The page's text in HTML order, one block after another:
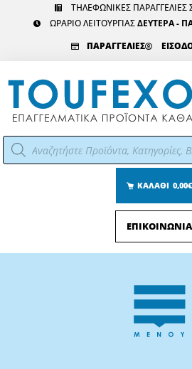
ΤΗΛΕΦΩΝΙΚΕΣ ΠΑΡΑΓΓΕΛΙΕΣ
ΩΡΑΡΙΟ ΛΕΙΤΟΥΡΓΙΑΣΔΕΥΤΕΡΑ -
ΠΑΡΑΓΓΕΛΙΕΣ
Αναζήτηση
προϊόντων
ΚΑΛΑΘΙ 0,00€
ΕΠΙΚΟΙΝΩΝΙΑ
Menu